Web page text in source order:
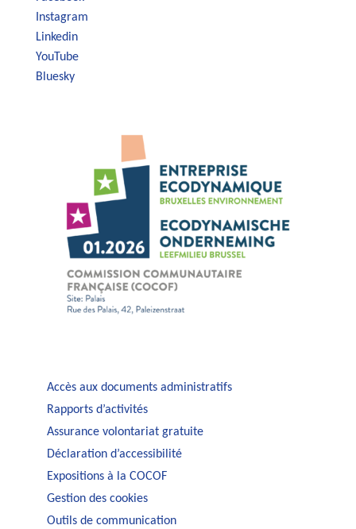
Instagram
Linkedin
YouTube
Bluesky
Accès aux documents administratifs
Rapports d’activités
Assurance volontariat gratuite
Déclaration d’accessibilité
Expositions à la COCOF
Gestion des cookies
Outils de communication